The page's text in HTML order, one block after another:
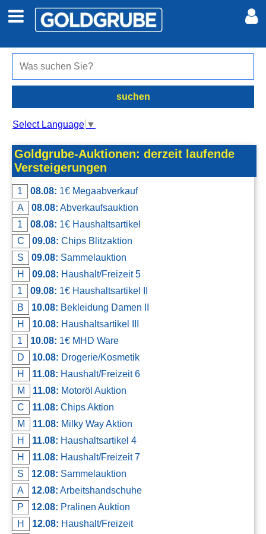
Auto + Motor
Jobs
Marktplatz
Auktionen
jetzt inserieren
Kontakt
AGB, Nutzungsbedingungen
Impressum
Meine Inserate
Anmelden
suchen
Select Language ▼
Goldgrube-Auktionen: derzeit laufende
Versteigerungen
1 08.08: 1€ Megaabverkauf
A
08.08: Abverkaufsauktion
1
08.08: 1€ Haushaltsartikel
C
09.08: Chips Blitzaktion
S
09.08: Sammelauktion
H
09.08: Haushalt/Freizeit 5
1
09.08: 1€ Haushaltsartikel II
B
10.08: Bekleidung Damen II
H
10.08: Haushaltsartikel III
1
10.08: 1€ MHD Ware
D
10.08: Drogerie/Kosmetik
H
11.08: Haushalt/Freizeit 6
M
11.08: Motoröl Auktion
C
11.08: Chips Aktion
M
11.08: Milky Way Aktion
H
11.08: Haushaltsartikel 4
H
11.08: Haushalt/Freizeit 7
S
12.08: Sammelauktion
A
12.08: Arbeitshandschuhe
P
12.08: Pralinen Auktion
H
12.08: Haushalt/Freizeit